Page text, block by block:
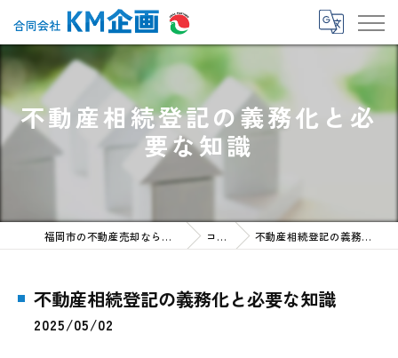
不動産相続登記の義務化と必
要な知識
福岡市の不動産売却なら合同会社KM企画 コラム 不動産相続登記の義務化と必要な知識
不動産相続登記の義務化と必要な知識
2025/05/02